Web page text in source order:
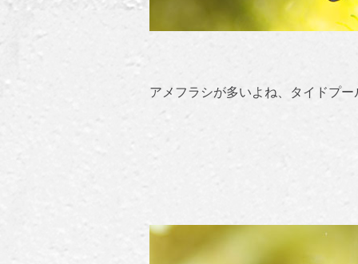
アメフラシが多いよね、タイドプー